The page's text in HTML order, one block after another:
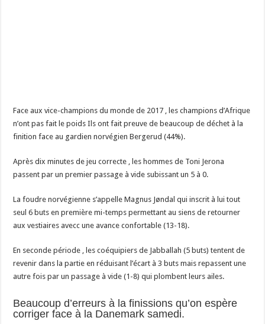
Face aux vice-champions du monde de 2017 , les champions d’Afrique
n’ont pas fait le poids Ils ont fait preuve de beaucoup de déchet à la
finition face au gardien norvégien Bergerud (44%).
Après dix minutes de jeu correcte , les hommes de Toni Jerona
passent par un premier passage à vide subissant un 5 à 0.
La foudre norvégienne s’appelle Magnus Jøndal qui inscrit à lui tout
seul 6 buts en première mi-temps permettant au siens de retourner
aux vestiaires avecc une avance confortable (13-18).
En seconde période , les coéquipiers de Jabballah (5 buts) tentent de
revenir dans la partie en réduisant l’écart à 3 buts mais repassent une
autre fois par un passage à vide (1-8) qui plombent leurs ailes.
Beaucoup d’erreurs à la finissions qu’on espère
corriger face à la Danemark samedi.